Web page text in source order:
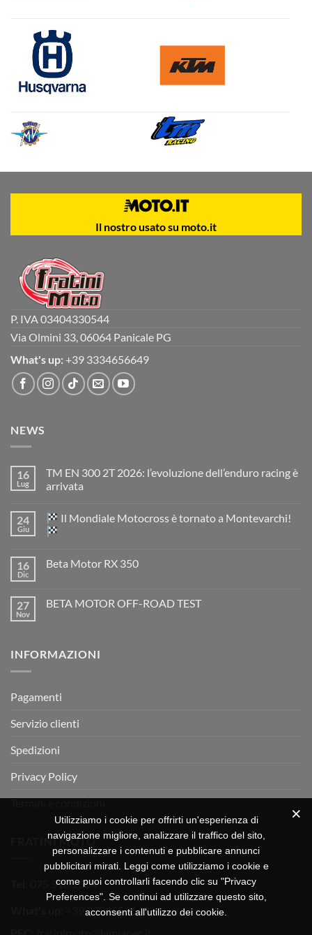
Il nostro usato su moto.it
P. IVA 03404330544
Via Olmini 33, 06064 Panicale PG
What's up: +39 3334656649
NEWS
16
Lug
TM EN 300 2T 2026: l’evoluzione dell’enduro racing è
arrivata
su
TM
EN
2026:
è
arrivata
24
Giu
Il Mondiale Motocross è tornato a Montevarchi!
su
Motocross
è
16
Dic
Beta Motor RX 350
Beta
27
Nov
BETA MOTOR OFF-ROAD TEST
MOTOR
INFORMAZIONI
Pagamenti
Servizio clienti
Spedizioni
Privacy Policy
Termini e condizioni
FRATINI MOTO
075 518 1504
+39 3334656649
Utilizziamo i cookie per offrirti un'esperienza di
navigazione migliore, analizzare il traffico del sito,
personalizzare i contenuti e pubblicare annunci
pubblicitari mirati. Leggi come utilizziamo i cookie e
come puoi controllarli facendo clic su "Privacy
Preferences". Se continui ad utilizzare questo sito,
acconsenti all'utilizzo dei cookie.